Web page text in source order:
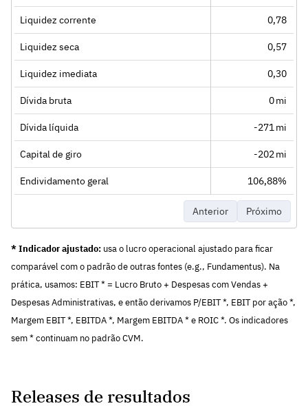
Liquidez corrente 0,78
Liquidez seca 0,57
Liquidez imediata 0,30
Dívida bruta 0 mi
Dívida líquida -271 mi
Capital de giro -202 mi
Endividamento geral 106,88%
Anterior Próximo
* Indicador ajustado: usa o lucro operacional ajustado para ficar
comparável com o padrão de outras fontes (e.g., Fundamentus). Na
prática, usamos: EBIT * = Lucro Bruto + Despesas com Vendas +
Despesas Administrativas, e então derivamos P/EBIT *, EBIT por ação *,
Margem EBIT *, EBITDA *, Margem EBITDA * e ROIC *. Os indicadores
sem * continuam no padrão CVM.
Releases de resultados